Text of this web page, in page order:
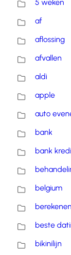
5 weken
af
aflossing
afvallen
aldi
apple
auto
bank
bank
belgium
berekenen
beste
bikinilijn